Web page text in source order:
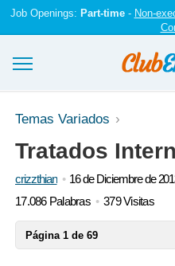
Job Openings: Part-time- Non-
Ensayos y trabajos
Registrarse
Iniciar sesión
Temas Variados
Tratados
crizzthian
16 de Diciembre de
17.086 Palabras
379 Visitas
Página 1 de 69